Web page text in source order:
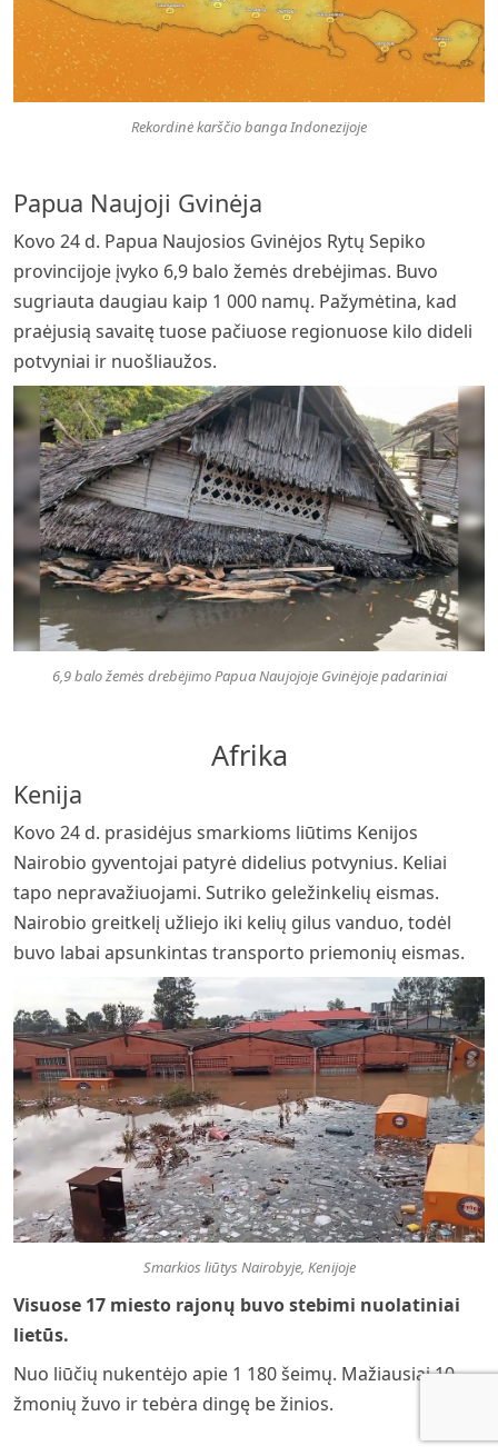
Rekordinė karščio banga Indonezijoje
Papua Naujoji Gvinėja
Kovo 24 d. Papua Naujosios Gvinėjos Rytų Sepiko
provincijoje įvyko 6,9 balo žemės drebėjimas. Buvo
sugriauta daugiau kaip 1 000 namų. Pažymėtina, kad
praėjusią savaitę tuose pačiuose regionuose kilo dideli
potvyniai ir nuošliaužos.
6,9 balo žemės drebėjimo Papua Naujojoje Gvinėjoje padariniai
Afrika
Kenija
Kovo 24 d. prasidėjus smarkioms liūtims Kenijos
Nairobio gyventojai patyrė didelius potvynius. Keliai
tapo nepravažiuojami. Sutriko geležinkelių eismas.
Nairobio greitkelį užliejo iki kelių gilus vanduo, todėl
buvo labai apsunkintas transporto priemonių eismas.
Smarkios liūtys Nairobyje, Kenijoje
Visuose 17 miesto rajonų buvo stebimi nuolatiniai
lietūs.
Nuo liūčių nukentėjo apie 1 180 šeimų. Mažiausiai 10
žmonių žuvo ir tebėra dingę be žinios.